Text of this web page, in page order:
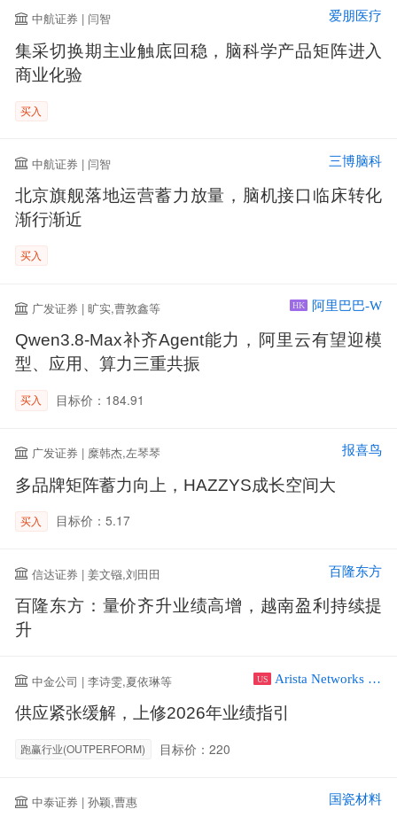
中航证券 | 闫智 爱朋医疗
集采切换期主业触底回稳，脑科学产品矩阵进入
商业化验
买入
中航证券 | 闫智 三博脑科
北京旗舰落地运营蓄力放量，脑机接口临床转化
渐行渐近
买入
广发证券 | 旷实,曹敦鑫等 HK 阿里巴巴-W
Qwen3.8-Max补齐Agent能力，阿里云有望迎模
型、应用、算力三重共振
买入 目标价：184.91
广发证券 | 糜韩杰,左琴琴 报喜鸟
多品牌矩阵蓄力向上，HAZZYS成长空间大
买入 目标价：5.17
信达证券 | 姜文镪,刘田田 百隆东方
百隆东方：量价齐升业绩高增，越南盈利持续提
升
中金公司 | 李诗雯,夏依琳等 US Arista Networks Inc
供应紧张缓解，上修2026年业绩指引
跑赢行业(OUTPERFORM) 目标价：220
中泰证券 | 孙颖,曹惠 国瓷材料